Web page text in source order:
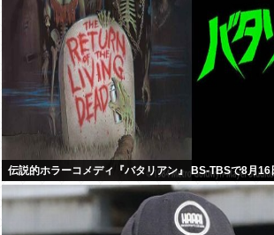
伝説的ホラーコメディ『バタリアン』 BS-TBSで8月16